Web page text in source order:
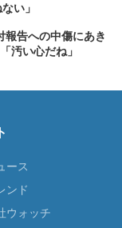
い」
告への中傷にあき
汚い心だね」
ース
ンド
ウォッチ